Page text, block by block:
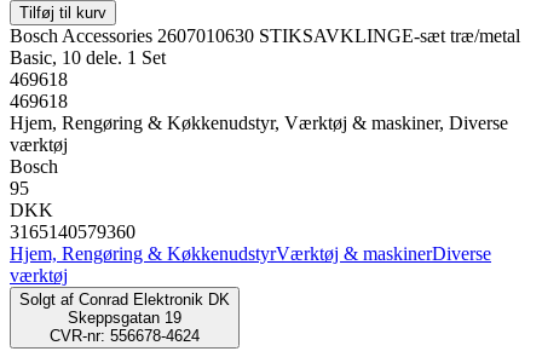
Tilføj til kurv
Bosch Accessories 2607010630 STIKSAVKLINGE-sæt træ/metal
Basic, 10 dele. 1 Set
469618
469618
Hjem, Rengøring & Køkkenudstyr, Værktøj & maskiner, Diverse
værktøj
Bosch
95
DKK
3165140579360
Hjem, Rengøring & KøkkenudstyrVærktøj & maskinerDiverse
værktøj
Solgt af Conrad Elektronik DK
Skeppsgatan 19
CVR-nr: 556678-4624